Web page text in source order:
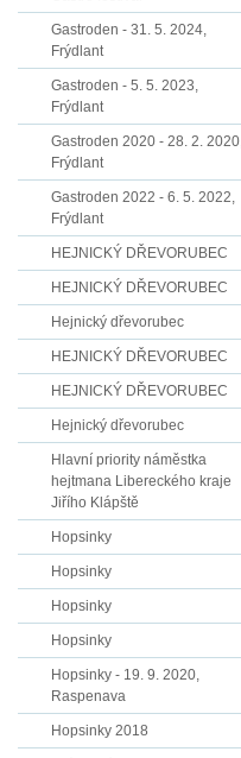
Gastroden - 31. 5. 2024,
Frýdlant
Gastroden - 5. 5. 2023,
Frýdlant
Gastroden 2020 - 28. 2. 2020,
Frýdlant
Gastroden 2022 - 6. 5. 2022,
Frýdlant
HEJNICKÝ DŘEVORUBEC
HEJNICKÝ DŘEVORUBEC
Hejnický dřevorubec
HEJNICKÝ DŘEVORUBEC
HEJNICKÝ DŘEVORUBEC
Hejnický dřevorubec
Hlavní priority náměstka
hejtmana Libereckého kraje
Jiřího Klápště
Hopsinky
Hopsinky
Hopsinky
Hopsinky
Hopsinky - 19. 9. 2020,
Raspenava
Hopsinky 2018